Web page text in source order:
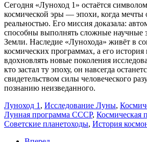
Сегодня «Луноход 1» остаётся
космической эры — эпохи, когда мечты
реальностью. Его миссия доказала:
способны выполнять сложные научные
Земли. Наследие «Лунохода» живёт в
космических программах, а его история
вдохновлять новые поколения
кто застал ту эпоху, он навсегда
свидетельством силы человеческого
познанию неизведанного.
Луноход 1 , Исследование Луны,
Лунная программа СССР, Космическая
Советские планетоходы, История